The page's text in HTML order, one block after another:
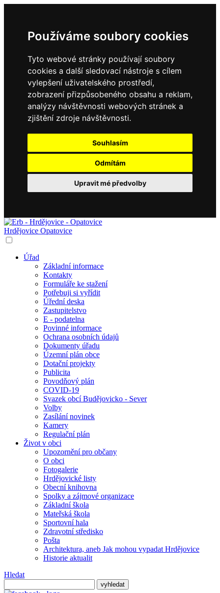
Používáme soubory cookies
Tyto webové stránky používají soubory
cookies a další sledovací nástroje s cílem
vylepšení uživatelského prostředí,
zobrazení přizpůsobeného obsahu a reklam,
analýzy návštěvnosti webových stránek a
zjištění zdroje návštěvnosti.
Souhlasím
Odmítám
Upravit mé předvolby
Hrdějovice Opatovice
Úřad
Základní informace
Kontakty
Formuláře ke stažení
Potřebuji si vyřídit
Úřední deska
Zastupitelstvo
E - podatelna
Povinné informace
Ochrana osobních údajů
Dokumenty úřadu
Územní plán obce
Dotační projekty
Publicita
Povodňový plán
COVID-19
Svazek obcí Budějovicko - Sever
Volby
Zasílání novinek
Kamery
Regulační plán
Život v obci
Upozornění pro občany
O obci
Fotogalerie
Hrdějovické listy
Obecní knihovna
Spolky a zájmové organizace
Základní škola
Mateřská škola
Sportovní hala
Zdravotní středisko
Pošta
Architektura, aneb Jak mohou vypadat Hrdějovice
Historie aktualit
Hledat